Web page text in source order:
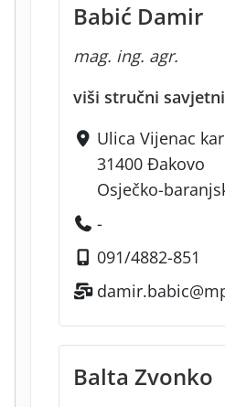
Babić Damir
mag. ing. agr.
viši stručni
Ulica Vijenac
31400 Đakovo
Osječko-
-
091/4882-851
Balta Zvonko